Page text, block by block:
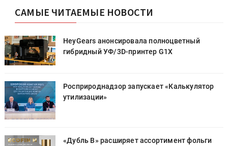
САМЫЕ ЧИТАЕМЫЕ НОВОСТИ
HeyGears анонсировала полноцветный
гибридный УФ/3D-принтер G1X
Росприроднадзор запускает «Калькулятор
утилизации»
«Дубль В» расширяет ассортимент фольги